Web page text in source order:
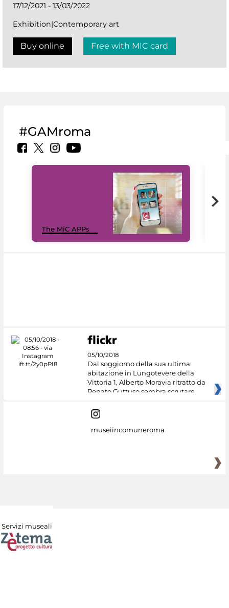
17/12/2021 - 13/03/2022
Exhibition|Contemporary art
Buy online Free with MIC card
#GAMroma
The MiC APPs
05/10/2018
Dal soggiorno della sua ultima
abitazione in Lungotevere della
Vittoria 1, Alberto Moravia ritratto da
Renato Guttuso sembra scrutare
museiincomuneroma
Servizi museali